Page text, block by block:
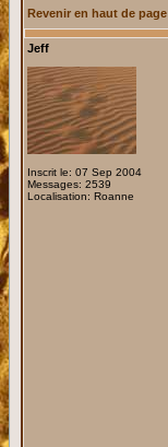
Revenir en haut de page
Jeff
Inscrit le: 07 Sep 2004
Messages: 2539
Localisation: Roanne